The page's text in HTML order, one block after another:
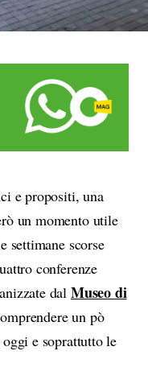
e propositi, una
un momento utile
settimane scorse
conferenze
dal Museo di
un pò
e soprattutto le